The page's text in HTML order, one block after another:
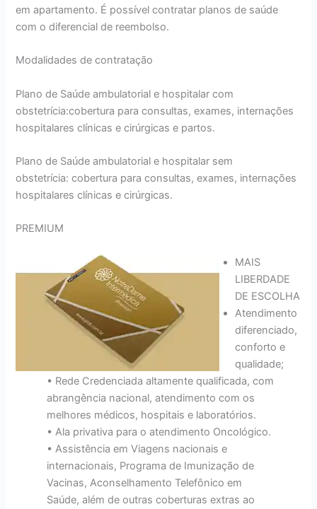
em apartamento. É possível contratar planos de saúde
com o diferencial de reembolso.
Modalidades de contratação
Plano de Saúde ambulatorial e hospitalar com
obstetrícia:cobertura para consultas, exames, internações
hospitalares clínicas e cirúrgicas e partos.
Plano de Saúde ambulatorial e hospitalar sem
obstetrícia: cobertura para consultas, exames, internações
hospitalares clínicas e cirúrgicas.
PREMIUM
MAIS
LIBERDADE
DE ESCOLHA
Atendimento
diferenciado,
conforto e
qualidade;
• Rede Credenciada altamente qualificada, com
abrangência nacional, atendimento com os
melhores médicos, hospitais e laboratórios.
• Ala privativa para o atendimento Oncológico.
• Assistência em Viagens nacionais e
internacionais, Programa de Imunização de
Vacinas, Aconselhamento Telefônico em
Saúde, além de outras coberturas extras ao